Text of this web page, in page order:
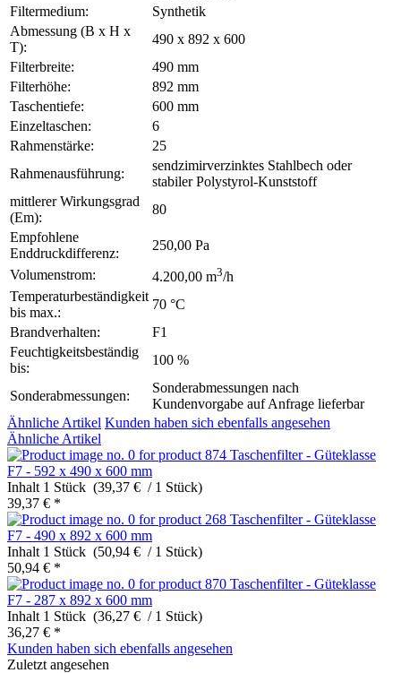
Filtermedium:
Synthetik
Abmessung (B x H x
T):
490 x 892 x 600
Filterbreite:
490 mm
Filterhöhe:
892 mm
Taschentiefe:
600 mm
Einzeltaschen:
6
Rahmenstärke:
25
Rahmenausführung:
sendzimirverzinktes Stahlbech oder
stabiler Polystyrol-Kunststoff
mittlerer Wirkungsgrad
(Em):
80
Empfohlene
Enddruckdifferenz:
250,00 Pa
Volumenstrom:
4.200,00 m3/h
Temperaturbeständigkeit
bis max.:
70 °C
Brandverhalten:
F1
Feuchtigkeitsbeständig
bis:
100 %
Sonderabmessungen:
Sonderabmessungen nach
Kundenvorgabe auf Anfrage lieferbar
Ähnliche Artikel Kunden haben sich ebenfalls angesehen
Ähnliche Artikel
Taschenfilter - Güteklasse
F7 - 592 x 490 x 600 mm
Inhalt 1 Stück (39,37 € / 1 Stück)
39,37 € *
Taschenfilter - Güteklasse
F7 - 490 x 892 x 600 mm
Inhalt 1 Stück (50,94 € / 1 Stück)
50,94 € *
Taschenfilter - Güteklasse
F7 - 287 x 892 x 600 mm
Inhalt 1 Stück (36,27 € / 1 Stück)
36,27 € *
Kunden haben sich ebenfalls angesehen
Zuletzt angesehen